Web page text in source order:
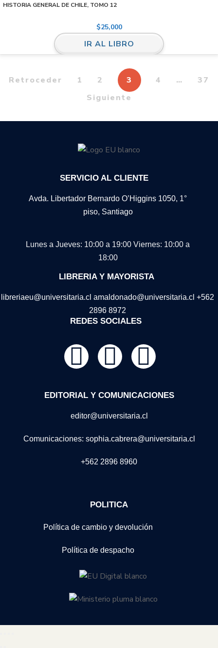
HISTORIA GENERAL DE CHILE, TOMO 12
$25,000
IR AL LIBRO
Retroceder 1 2 3 4 …
37
Siguiente
SERVICIO AL CLIENTE
Avda. Libertador Bernardo O’Higgins 1050, 1°
piso, Santiago
Lunes a Jueves: 10:00 a 19:00 Viernes: 10:00 a
18:00
LIBRERIA Y MAYORISTA
libreriaeu@universitaria.cl amaldonado@universitaria.cl +562
2896 8972
REDES SOCIALES
EDITORIAL Y COMUNICACIONES
editor@universitaria.cl
Comunicaciones: sophia.cabrera@universitaria.cl
+562 2896 8960
POLITICA
Política de cambio y devolución
Política de despacho